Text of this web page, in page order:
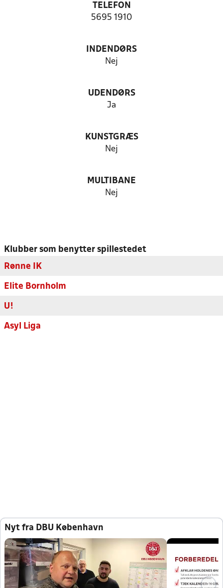
TELEFON
5695 1910
INDENDØRS
Nej
UDENDØRS
Ja
KUNSTGRÆS
Nej
MULTIBANE
Nej
Klubber som benytter spillestedet
Rønne IK
Elite Bornholm
U!
Asyl Liga
Nyt fra DBU København